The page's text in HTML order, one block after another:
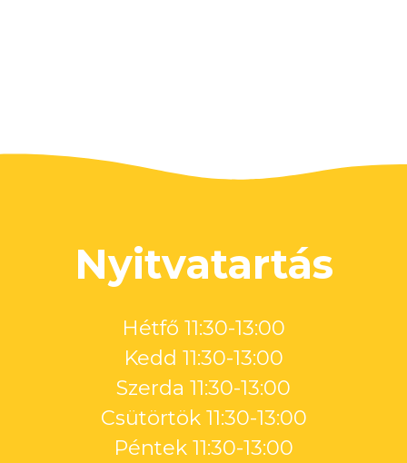
Nyitvatartás
Hétfő 11:30-13:00
Kedd 11:30-13:00
Szerda 11:30-13:00
Csütörtök 11:30-13:00
Péntek 11:30-13:00